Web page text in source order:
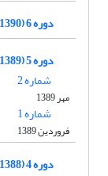
دوره 6 (1390)
دوره 5 (1389)
شماره 2
مهر 1389
شماره 1
فروردین 1389
دوره 4 (1388)